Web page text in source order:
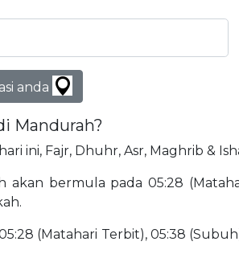
anda
Mandurah?
ini, Fajr, Dhuhr, Asr, Maghrib &
bermula pada 05:28
(Matahari Terbit), 05:38